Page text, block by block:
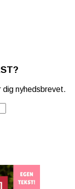
dig nyhedsbrevet.